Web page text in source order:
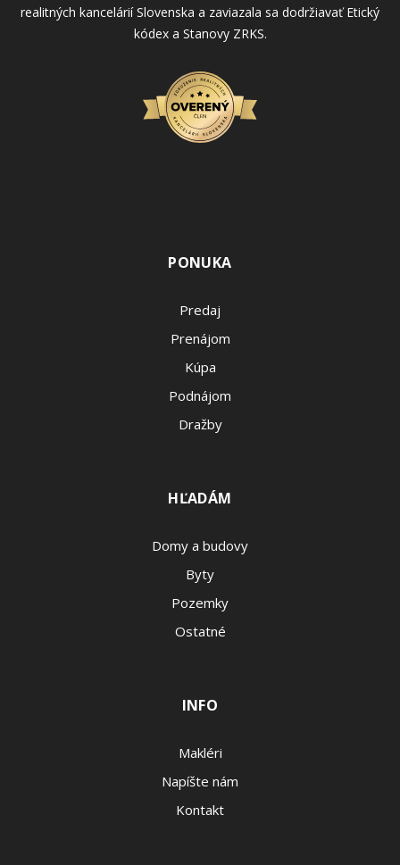
realitných kancelárií Slovenska a zaviazala sa dodržiavať Etický
kódex a Stanovy ZRKS.
PONUKA
Predaj
Prenájom
Kúpa
Podnájom
Dražby
HĽADÁM
Domy a budovy
Byty
Pozemky
Ostatné
INFO
Makléri
Napíšte nám
Kontakt